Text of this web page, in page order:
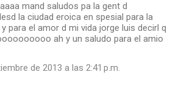
mand saludos pa la gent d
la ciudad eroica en spesial para la
para el amor d mi vida jorge luis decirl q
ah y un saludo para el amio
de 2013 a las 2:41 p.m.